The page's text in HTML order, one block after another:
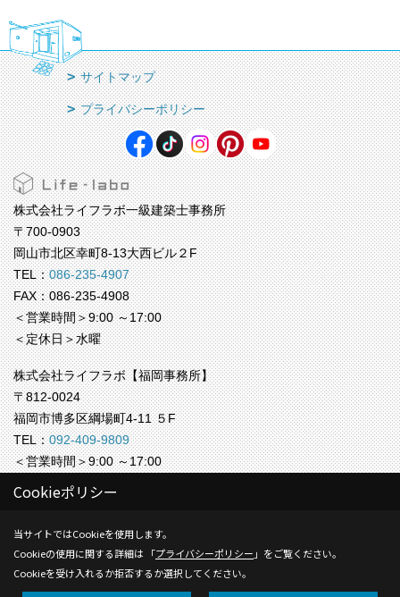
サイトマップ
プライバシーポリシー
株式会社ライフラボ一級建築士事務所
〒700-0903
岡山市北区幸町8-13大西ビル２F
TEL：086-235-4907
FAX：086-235-4908
＜営業時間＞9:00 ～17:00
＜定休日＞水曜
株式会社ライフラボ【福岡事務所】
〒812-0024
福岡市博多区綱場町4-11 ５F
TEL：092-409-9809
＜営業時間＞9:00 ～17:00
＜定休日＞水曜
Copyright (c) Life-labo. All Rights Reserved.
Produced byゴデスクリエイト
Cookieポリシー
当サイトではCookieを使用します。
Cookieの使用に関する詳細は 「プライバシーポリシー 」をご覧ください。
Cookieを受け入れるか拒否するか選択してください。